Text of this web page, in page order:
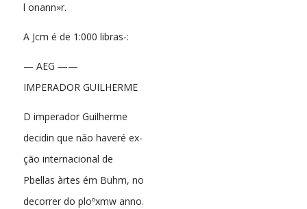
l onann»r.
A Jcm é de 1:000 libras-:
— AEG ——
IMPERADOR GUILHERME
D imperador Guilherme
decidin que não haveré ex-
ção internacional de
Pbellas àrtes ém Buhm, no
decorrer do ploºxmw anno.